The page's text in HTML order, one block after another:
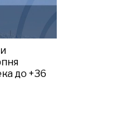
до +36